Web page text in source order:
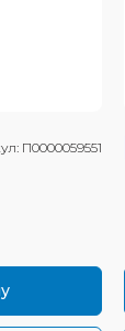
П0000059551